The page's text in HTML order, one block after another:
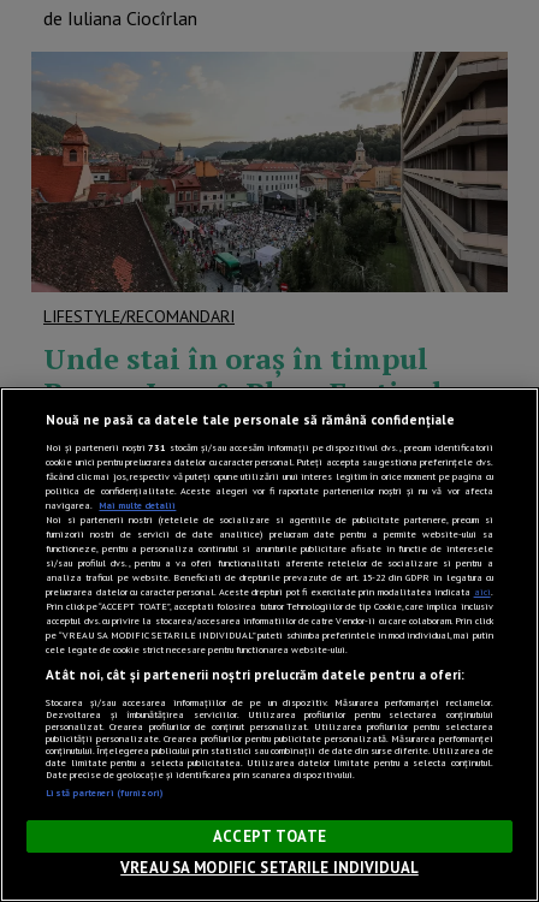
de Iuliana Ciocîrlan
LIFESTYLE/RECOMANDARI
Unde stai în oraș în timpul
Brașov Jazz & Blues Festival
2026
de Adina Chirvasă
TOATE RECOMANDĂRILE
Opinii Brașov
×
Nouă ne pasă ca datele tale personale să rămână confidențiale
Noi și partenerii noștri731 stocăm și/sau accesăm informații pe dispozitivul dvs., precum identificatorii
cookie unici pentru prelucrarea datelor cu caracter personal. Puteți accepta sau gestiona preferințele dvs.
făcând clic mai jos, respectiv vă puteți opune utilizării unui interes legitim în orice moment pe pagina cu
politica de confidențialitate. Aceste alegeri vor fi raportate partenerilor noștri și nu vă vor afecta
navigarea. Mai multe detalii
Noi si partenerii nostri (retelele de socializare si agentiile de publicitate partenere, precum si
furnizorii nostri de servicii de date analitice) prelucram date pentru a permite website-ului sa
functioneze, pentru a personaliza continutul si anunturile publicitare afisate in functie de interesele
si/sau profilul dvs., pentru a va oferi functionalitati aferente retelelor de socializare si pentru a
analiza traficul pe website. Beneficiati de drepturile prevazute de art. 15-22 din GDPR in legatura cu
prelucrarea datelor cu caracter personal. Aceste drepturi pot fi exercitate prin modalitatea indicata aici.
Prin click pe “ACCEPT TOATE”, acceptati folosirea tuturor Tehnologiilor de tip Cookie, care implica inclusiv
acceptul dvs. cu privire la stocarea/accesarea informatiilor de catre Vendor-ii cu care colaboram. Prin click
pe “VREAU SA MODIFIC SETARILE INDIVIDUAL” puteti schimba preferintele in mod individual, mai putin
cele legate de cookie strict necesare pentru functionarea website-ului.
Atât noi, cât și partenerii noștri prelucrăm datele pentru a oferi:
Stocarea și/sau accesarea informațiilor de pe un dispozitiv. Măsurarea performanței reclamelor.
Dezvoltarea și îmbunătățirea serviciilor. Utilizarea profilurilor pentru selectarea conținutului
personalizat. Crearea profilurilor de conținut personalizat. Utilizarea profilurilor pentru selectarea
publicității personalizate. Crearea profilurilor pentru publicitate personalizată. Măsurarea performanței
conținutului. Înțelegerea publicului prin statistici sau combinații de date din surse diferite. Utilizarea de
date limitate pentru a selecta publicitatea. Utilizarea datelor limitate pentru a selecta conținutul.
Date precise de geolocație și identificarea prin scanarea dispozitivului.
Listă parteneri (furnizori)
ACCEPT TOATE
VREAU SA MODIFIC SETARILE INDIVIDUAL